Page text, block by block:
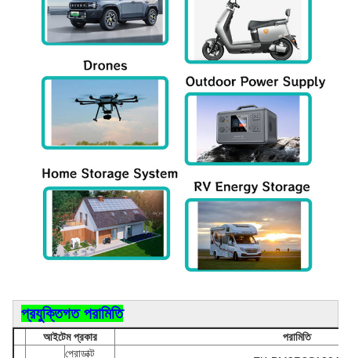
প্রযুক্তিগত পরামিতি
আইটেম প্রকার পরামিতি
প্রোডাক্ট